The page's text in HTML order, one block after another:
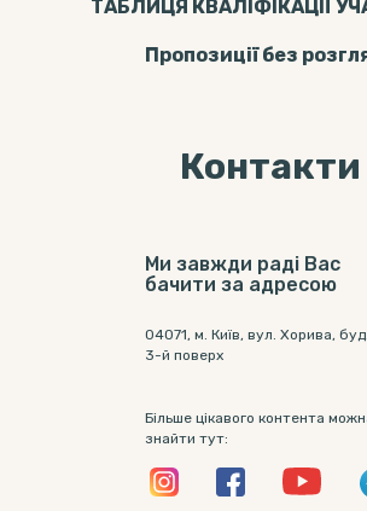
ТАБЛИЦЯ КВАЛІФІКАЦІЇ
Пропозицiї без
Контакти
Ми завжди раді Вас
бачити за адресою
04071, м. Київ, вул. Хорива,
3-й поверх
Більше цікавого контента
знайти тут: